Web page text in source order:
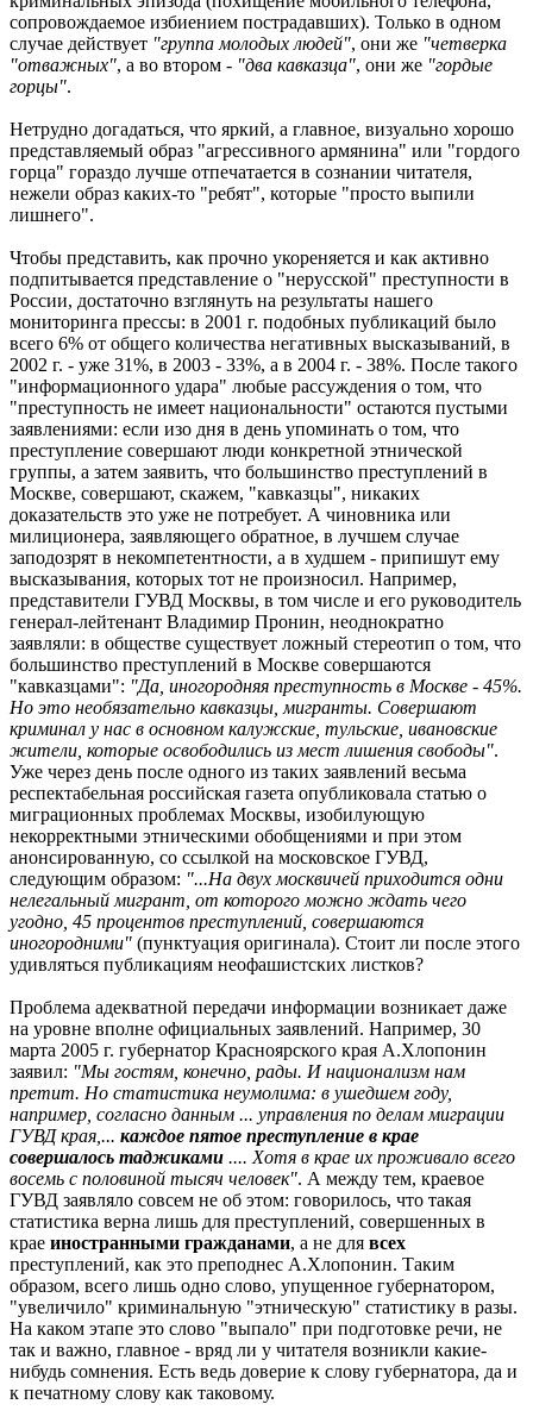
сопровождаемое избиением пострадавших). Только в одном
случае действует "группа молодых людей", они же "четверка
"отважных", а во втором - "два кавказца", они же "гордые
горцы".
Нетрудно догадаться, что яркий, а главное, визуально хорошо
представляемый образ "агрессивного армянина" или "гордого
горца" гораздо лучше отпечатается в сознании читателя,
нежели образ каких-то "ребят", которые "просто выпили
лишнего".
Чтобы представить, как прочно укореняется и как активно
подпитывается представление о "нерусской" преступности в
России, достаточно взглянуть на результаты нашего
мониторинга прессы: в 2001 г. подобных публикаций было
всего 6% от общего количества негативных высказываний, в
2002 г. - уже 31%, в 2003 - 33%, а в 2004 г. - 38%. После такого
"информационного удара" любые рассуждения о том, что
"преступность не имеет национальности" остаются пустыми
заявлениями: если изо дня в день упоминать о том, что
преступление совершают люди конкретной этнической
группы, а затем заявить, что большинство преступлений в
Москве, совершают, скажем, "кавказцы", никаких
доказательств это уже не потребует. А чиновника или
милиционера, заявляющего обратное, в лучшем случае
заподозрят в некомпетентности, а в худшем - припишут ему
высказывания, которых тот не произносил. Например,
представители ГУВД Москвы, в том числе и его руководитель
генерал-лейтенант Владимир Пронин, неоднократно
заявляли: в обществе существует ложный стереотип о том, что
большинство преступлений в Москве совершаются
"кавказцами": "Да, иногородняя преступность в Москве - 45%.
Но это необязательно кавказцы, мигранты. Совершают
криминал у нас в основном калужские, тульские, ивановские
жители, которые освободились из мест лишения свободы".
Уже через день после одного из таких заявлений весьма
респектабельная российская газета опубликовала статью о
миграционных проблемах Москвы, изобилующую
некорректными этническими обобщениями и при этом
анонсированную, со ссылкой на московское ГУВД,
следующим образом: "...На двух москвичей приходится одни
нелегальный мигрант, от которого можно ждать чего
угодно, 45 процентов преступлений, совершаются
иногородними" (пунктуация оригинала). Стоит ли после этого
удивляться публикациям неофашистских листков?
Проблема адекватной передачи информации возникает даже
на уровне вполне официальных заявлений. Например, 30
марта 2005 г. губернатор Красноярского края А.Хлопонин
заявил: "Мы гостям, конечно, рады. И национализм нам
претит. Но статистика неумолима: в ушедшем году,
например, согласно данным ... управления по делам миграции
ГУВД края,... каждое пятое преступление в крае
совершалось таджиками .... Хотя в крае их проживало всего
восемь с половиной тысяч человек". А между тем, краевое
ГУВД заявляло совсем не об этом: говорилось, что такая
статистика верна лишь для преступлений, совершенных в
крае иностранными гражданами, а не для всех
преступлений, как это преподнес А.Хлопонин. Таким
образом, всего лишь одно слово, упущенное губернатором,
"увеличило" криминальную "этническую" статистику в разы.
На каком этапе это слово "выпало" при подготовке речи, не
так и важно, главное - вряд ли у читателя возникли какие-
нибудь сомнения. Есть ведь доверие к слову губернатора, да и
к печатному слову как таковому.